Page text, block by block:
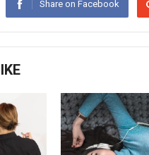
Share on Facebook